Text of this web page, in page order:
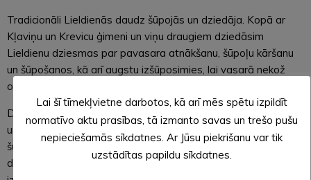
Tradicionāli Lieldienās daudz šūpojās un dziedāja. Kopā ar
Kļaviņu un Krevicu ģimeni un viņu draugiem dziedāsim
Lieldienu dziesmas par pavasara atnākšanu, šūpoļu kāršanu
un šūpošanos, kā arī augstu izšūposimies, lai vasarā nekož
odi.
Daudzas Lieldienu ieražas saistītas ar olu krāsošanu, ēšanu
un dažādām izdarībām. Olas arī dāvināja, deva par
šūpošanos, mainījās un sitās ar tām. TLMS “Kalme”
dalībniecēm ierādīs, kā ar dabīgiem materiāliem olas var
Lai šī tīmekļvietne darbotos, kā arī mēs spētu izpildīt
normatīvo aktu prasības, tā izmanto savas un trešo pušu
nepieciešamās sīkdatnes. Ar Jūsu piekrišanu var tik
uzstādītas papildu sīkdatnes.